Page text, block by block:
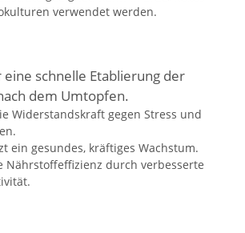
verwendet werden.
eine schnelle Etablierung der
dem Umtopfen.
Widerstandskraft gegen Stress und
ein gesundes, kräftiges Wachstum.
Nährstoffeffizienz durch verbesserte